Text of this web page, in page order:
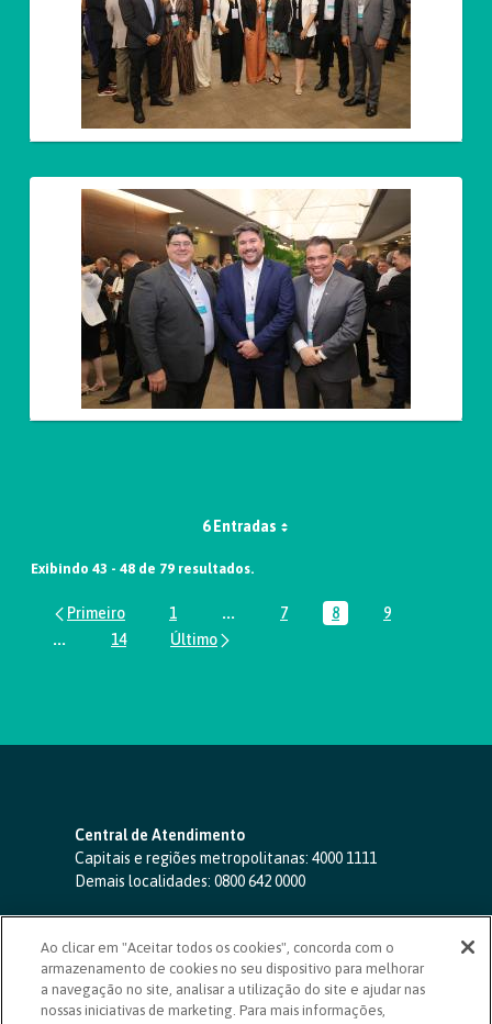
6 Entradas
Exibindo 43 - 48 de 79 resultados.
Página
1 ...Páginas intermediárias Usar ABA
Página
7 Página
8 Página
9
...Páginas intermediárias Usar ABA para navegar.
Página
14
Central de Atendimento
Capitais e regiões metropolitanas: 4000 1111
Demais localidades: 0800 642 0000
SAC 24 horas-0800 724 4420
Ouvidoria
0800 725 0996
(de segunda a sexta, das 8h às 20h)
ouvidoriasicoob.com.br
Ao clicar em "Aceitar todos os cookies", concorda com o
armazenamento de cookies no seu dispositivo para melhorar
a navegação no site, analisar a utilização do site e ajudar nas
nossas iniciativas de marketing. Para mais informações,